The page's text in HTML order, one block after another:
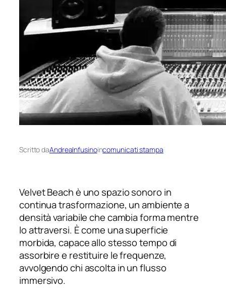
Scritto daAndreaInfusinoincomunicati stampa
Velvet Beach è uno spazio sonoro in
continua trasformazione, un ambiente a
densità variabile che cambia forma mentre
lo attraversi. È come una superficie
morbida, capace allo stesso tempo di
assorbire e restituire le frequenze,
avvolgendo chi ascolta in un flusso
immersivo.